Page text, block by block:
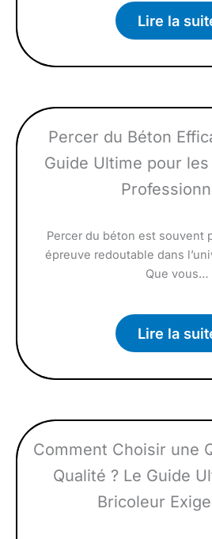
Lire la
Percer du Béton
Guide Ultime pour
Percer du béton est souvent
épreuve redoutable dans
Que vous…
Lire la
Comment Choisir une
Qualité ? Le Guide
Bricoleur